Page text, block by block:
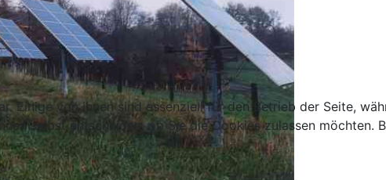
Einige von ihnen sind essenziell für den Betrieb der Seite,
selbst entscheiden, ob Sie die Cookies zulassen möchten.